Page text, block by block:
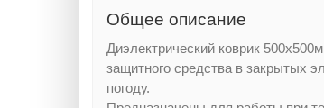
Общее описание
Диэлектрический коврик
защитного средства в закрытых
погоду.